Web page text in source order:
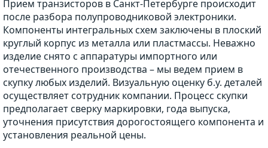
Прием транзисторов в Санкт-Петербурге происходит
после разбора полупроводниковой электроники.
Компоненты интегральных схем заключены в плоский
круглый корпус из металла или пластмассы. Неважно
изделие снято с аппаратуры импортного или
отечественного производства – мы ведем прием в
скупку любых изделий. Визуальную оценку б.у. деталей
осуществляет сотрудник компании. Процесс скупки
предполагает сверку маркировки, года выпуска,
уточнения присутствия дорогостоящего компонента и
установления реальной цены.